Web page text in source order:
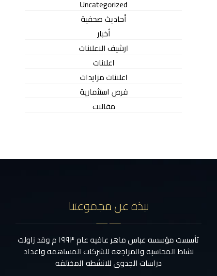
Uncategorized
أحاديث صحفية
أخبار
ارشيف الاعلانات
اعلانات
اعلانات مزايدات
فرص استثمارية
مقالات
نبذة عن مجموعتنا
تأسست مؤسسه عباس ماهر عافيه عام ١٩٩٣ م وقد زاولت
نشاط المحاسبه والمراجعه للشركات المساهمه واعداد
دراسات الجدوى للانشطه المختلفه